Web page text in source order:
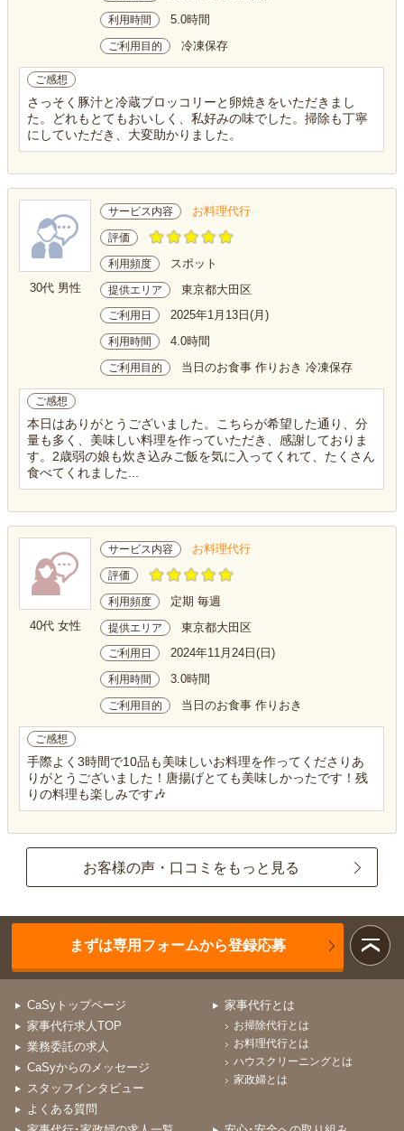
利用時間 5.0時間
ご利用目的 冷凍保存
ご感想
さっそく豚汁と冷蔵ブロッコリーと卵焼きをいただきまし
た。どれもとてもおいしく、私好みの味でした。掃除も丁寧
にしていただき、大変助かりました。
30代 男性
サービス内容 お料理代行
評価
利用頻度 スポット
提供エリア 東京都大田区
ご利用日 2025年1月13日(月)
利用時間 4.0時間
ご利用目的 当日のお食事 作りおき 冷凍保存
ご感想
本日はありがとうございました。こちらが希望した通り、分
量も多く、美味しい料理を作っていただき、感謝しておりま
す。2歳弱の娘も炊き込みご飯を気に入ってくれて、たくさん
食べてくれました...
40代 女性
サービス内容 お料理代行
評価
利用頻度 定期 毎週
提供エリア 東京都大田区
ご利用日 2024年11月24日(日)
利用時間 3.0時間
ご利用目的 当日のお食事 作りおき
ご感想
手際よく3時間で10品も美味しいお料理を作ってくださりあ
りがとうございました！唐揚げとても美味しかったです！残
りの料理も楽しみです🎶
お客様の声・口コミをもっと見る
まずは専用フォームから登録応募
CaSyトップページ
家事代行求人TOP
業務委託の求人
CaSyからのメッセージ
スタッフインタビュー
よくある質問
家事代行とは
お掃除代行とは
お料理代行とは
ハウスクリーニングとは
家政婦とは